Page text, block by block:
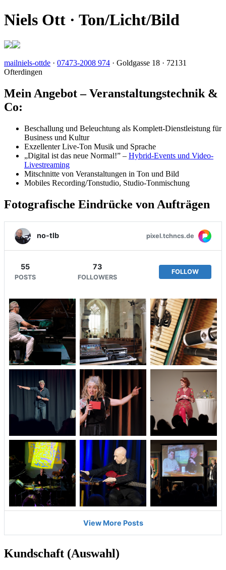
Niels Ott · Ton/Licht/Bild
mailniels-ottde · 07473-2008 974 · Goldgasse 18 · 72131
Ofterdingen
Mein Angebot – Veranstaltungstechnik &
Co:
Beschallung und Beleuchtung als Komplett-Dienst­leistung für
Busi­ness und Kultur
Exzellenter Live-Ton Musik und Sprache
„Digital ist das neue Normal!” – Hybrid-Events und Video-
Live­streaming
Mit­schnit­te von Veran­staltungen in Ton und Bild
Mobiles Recording/Tonstudio, Studio-Ton­mischung
Fotografische Eindrücke von Aufträgen
Kundschaft (Auswahl)